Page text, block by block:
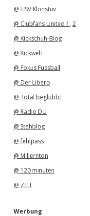
@ HSV Klönstuv
@ Clubfans United 1 , 2
@ Kickschuh-Blog
@ Kickwelt
@ Fokus Fussball
@ Der Libero
@ Total beglubbt
@ Radio DU
@ Stehblog
@ fehlpass
@ Millernton
@ 120 minuten
@ ZEIT
Werbung